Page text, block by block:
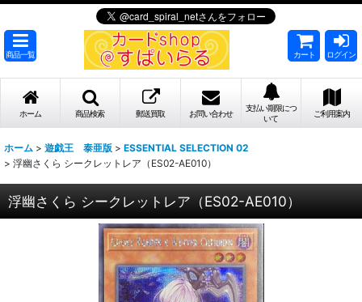
商品一覧 カート ログイン
ホーム 商品検索 郵送買取 お問い合わせ
支払い期限につ
いて
ご利用案内
ホーム > 遊戯王 泰亜版 > ESSENTIAL SELECTION 02
> 浮幽さくら シークレットレア（ES02-AE010）
浮幽さくら シークレットレア（ES02-AE010）